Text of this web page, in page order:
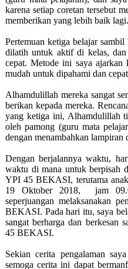
karena setiap coretan tersebut
memberikan yang lebih baik lagi.
Pertemuan ketiga belajar
dilatih untuk aktif di kelas, dan
cepat. Metode ini saya ajarkan
mudah untuk dipahami dan
Alhamdulillah mereka sangat
berikan kepada mereka.
yang ketiga ini, Alhamdulillah
oleh pamong (guru mata
dengan menambahkan lampiran
Dengan berjalannya waktu,
waktu di mana untuk berpisah
YPI 45 BEKASI, terutama
19 Oktober 2018,
jam
seperjuangan melaksanakan
BEKASI. Pada hari itu, saya
sangat berharga dan berkesan
45 BEKASI.
Sekian cerita pengalaman
semoga cerita ini dapat